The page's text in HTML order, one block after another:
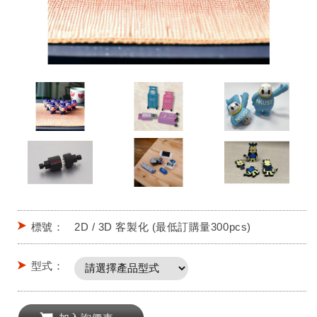
標號： 2D / 3D 客製化 (最低訂購量300pcs)
型式：